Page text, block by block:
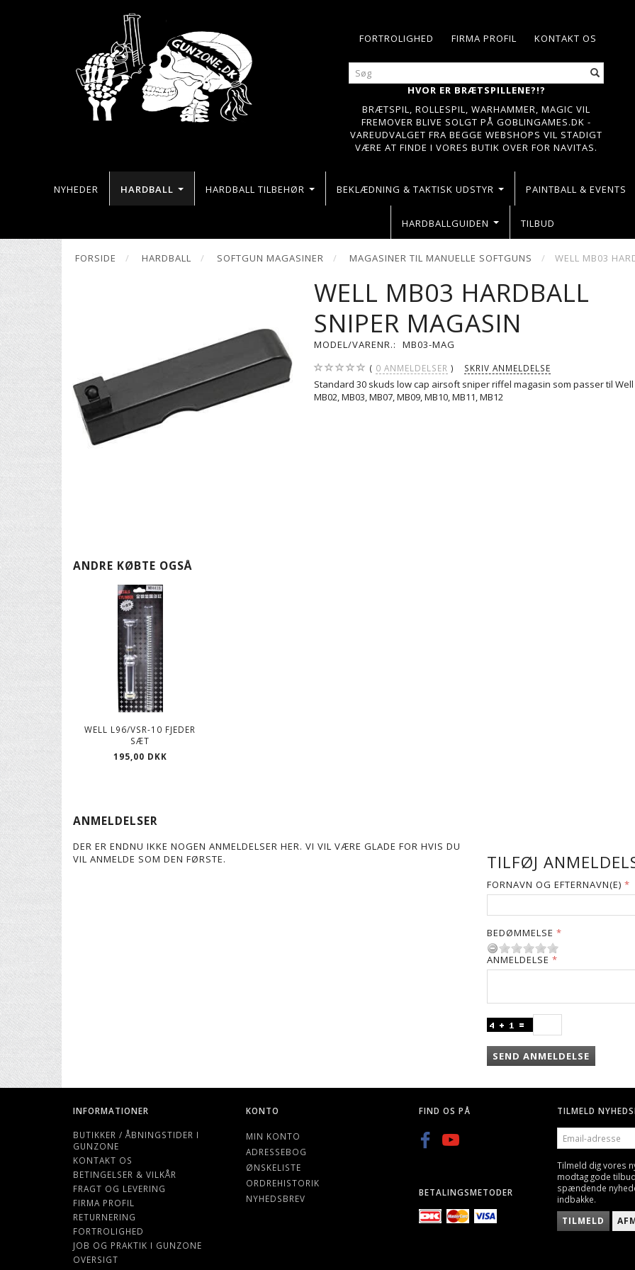
KONTAKT OS
FIRMA PROFIL
FORTROLIGHED
HVOR ER BRÆTSPILLENE?!?
BRÆTSPIL, ROLLESPIL, WARHAMMER, MAGIC VIL
FREMOVER BLIVE SOLGT PÅ GOBLINGAMES.DK -
VAREUDVALGET FRA BEGGE WEBSHOPS VIL STADIGT
VÆRE AT FINDE I VORES BUTIK OVER FOR NAVITAS.
NYHEDER HARDBALL HARDBALL TILBEHØR BEKLÆDNING & TAKTISK UDSTYR PAINTBALL & EVENTS
HARDBALLGUIDEN TILBUD
FORSIDE HARDBALL SOFTGUN MAGASINER MAGASINER TIL MANUELLE SOFTGUNS WELL MB03
WELL MB03 HARDBALL
SNIPER MAGASIN
MODEL/VARENR.: MB03-MAG
0 ANMELDELSER SKRIV ANMELDELSE
Standard 30 skuds low cap airsoft sniper riffel magasin som passer til Well
MB02, MB03, MB07, MB09, MB10, MB11, MB12
ANDRE KØBTE OGSÅ
WELL L96/VSR-10 FJEDER
SÆT
195,00 DKK
ANMELDELSER
DER ER ENDNU IKKE NOGEN ANMELDELSER HER. VI VIL VÆRE GLADE FOR HVIS DU
VIL ANMELDE SOM DEN FØRSTE.
TILFØJ
FORNAVN OG EFTERNAVN(E)
BEDØMMELSE
ANMELDELSE
SEND ANMELDELSE
INFORMATIONER
BUTIKKER / ÅBNINGSTIDER I
GUNZONE
KONTAKT OS
BETINGELSER & VILKÅR
FRAGT OG LEVERING
FIRMA PROFIL
RETURNERING
FORTROLIGHED
JOB OG PRAKTIK I GUNZONE
OVERSIGT
KONTO
MIN KONTO
ADRESSEBOG
ØNSKELISTE
ORDREHISTORIK
NYHEDSBREV
FIND OS PÅ
BETALINGSMETODER
TILMELD
EMAIL-
ADRESSE
Tilmeld dig vores
modtag gode
spændende
indbakke.
TILMELD